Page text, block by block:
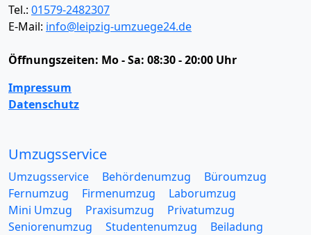
Tel.: 01579-2482307
E-Mail: info@leipzig-umzuege24.de
Öffnungszeiten: Mo - Sa: 08:30 - 20:00 Uhr
Impressum
Datenschutz
Umzugsservice
Umzugsservice Behördenumzug
Büroumzug
Fernumzug
Firmenumzug
Laborumzug
Mini Umzug
Praxisumzug
Privatumzug
Seniorenumzug
Studentenumzug
Beiladung